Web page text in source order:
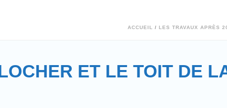
ACCUEIL / LES TRAVAUX APRÈS
ET LE TOIT DE